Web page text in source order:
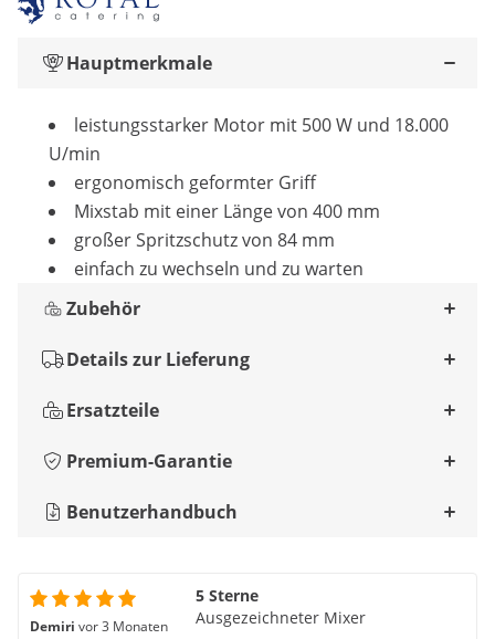
Hauptmerkmale
leistungsstarker Motor mit 500 W und 18.000
U/min
ergonomisch geformter Griff
Mixstab mit einer Länge von 400 mm
großer Spritzschutz von 84 mm
einfach zu wechseln und zu warten
Zubehör
Details zur Lieferung
Ersatzteile
Premium-Garantie
Benutzerhandbuch
Demiri vor 3 Monaten
5 Sterne
Ausgezeichneter Mixer